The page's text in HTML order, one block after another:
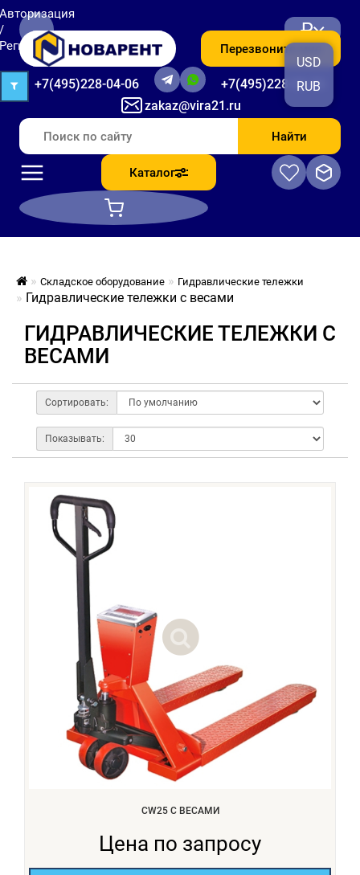
zakaz@vira21.ru
+7(495)228-04-06 +7(495)228-06-56
Перезвоните мне
₽
USD
RUB
Найти
Каталог
Складское оборудование Гидравлические тележки
Гидравлические тележки с весами
ГИДРАВЛИЧЕСКИЕ ТЕЛЕЖКИ С
ВЕСАМИ
Сортировать:
Показывать:
CW25 С ВЕСАМИ
Цена по запросу